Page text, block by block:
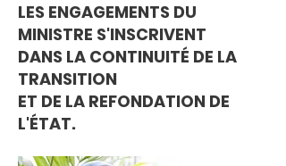
LES ENGAGEMENTS DU
MINISTRE S'INSCRIVENT
DANS LA CONTINUITÉ DE LA
TRANSITION
ET DE LA REFONDATION DE
L'ÉTAT.